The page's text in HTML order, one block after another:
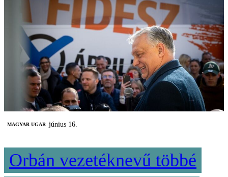
MAGYAR UGAR június 16.
Orbán vezetéknevű többé